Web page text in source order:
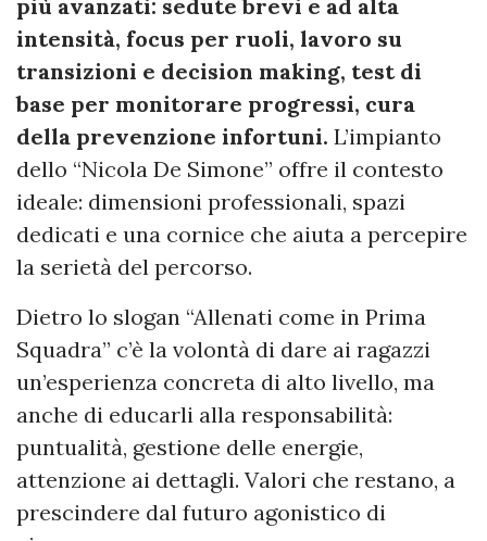
più avanzati: sedute brevi e ad alta
intensità, focus per ruoli, lavoro su
transizioni e decision making, test di
base per monitorare progressi, cura
della prevenzione infortuni. L’impianto
dello “Nicola De Simone” offre il contesto
ideale: dimensioni professionali, spazi
dedicati e una cornice che aiuta a percepire
la serietà del percorso.
Dietro lo slogan “Allenati come in Prima
Squadra” c’è la volontà di dare ai ragazzi
un’esperienza concreta di alto livello, ma
anche di educarli alla responsabilità:
puntualità, gestione delle energie,
attenzione ai dettagli. Valori che restano, a
prescindere dal futuro agonistico di